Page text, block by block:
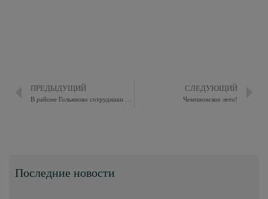
ПРЕДЫДУЩИЙ СЛЕДУЮЩИЙ
Чемпионское лето!
Последние новости